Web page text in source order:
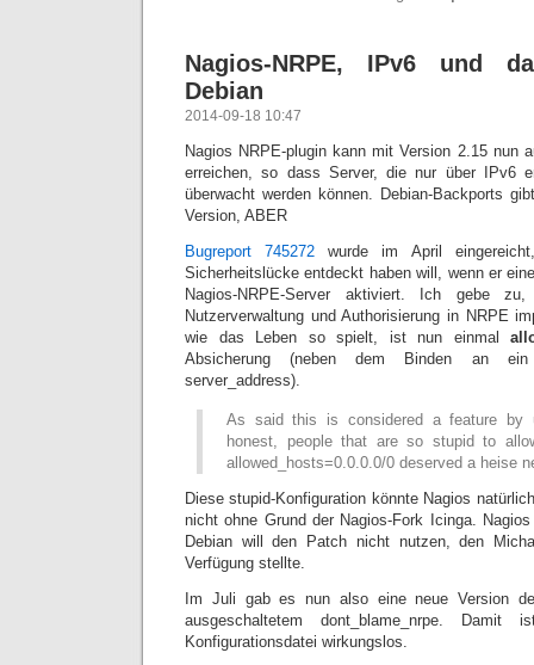
Nagios-NRPE, IPv6 und
Debian
2014-09-18 10:47
Nagios NRPE-plugin kann mit Version 2.15 nun
erreichen, so dass Server, die nur über IPv6
überwacht werden können. Debian-Backports
Version, ABER
Bugreport 745272 wurde im April
Sicherheitslücke entdeckt haben will, wenn er
Nagios-NRPE-Server aktiviert. Ich gebe
Nutzerverwaltung und Authorisierung in NRPE
wie das Leben so spielt, ist nun einmal
Absicherung (neben dem Binden an
server_address).
As said this is considered a feature by
honest, people that are so stupid to
allowed_hosts=0.0.0.0/0 deserved a heise
Diese stupid-Konfiguration könnte Nagios
nicht ohne Grund der Nagios-Fork Icinga.
Debian will den Patch nicht nutzen, den
Verfügung stellte.
Im Juli gab es nun also eine neue Version
ausgeschaltetem dont_blame_nrpe.
Konfigurationsdatei wirkungslos.